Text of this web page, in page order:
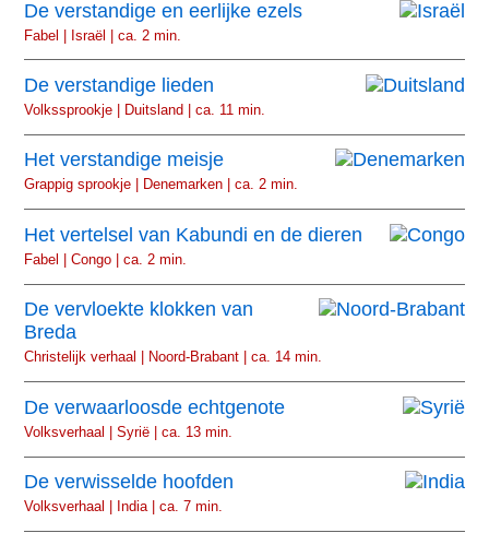
De verstandige en eerlijke ezels
Fabel | Israël | ca. 2 min.
De verstandige lieden
Volkssprookje | Duitsland | ca. 11 min.
Het verstandige meisje
Grappig sprookje | Denemarken | ca. 2 min.
Het vertelsel van Kabundi en de dieren
Fabel | Congo | ca. 2 min.
De vervloekte klokken van
Breda
Christelijk verhaal | Noord-Brabant | ca. 14 min.
De verwaarloosde echtgenote
Volksverhaal | Syrië | ca. 13 min.
De verwisselde hoofden
Volksverhaal | India | ca. 7 min.